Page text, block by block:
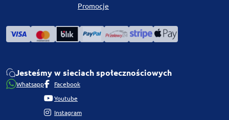
Promocje
Jesteśmy w sieciach społecznościowych
Whatsapp Facebook
Youtube
Instagram